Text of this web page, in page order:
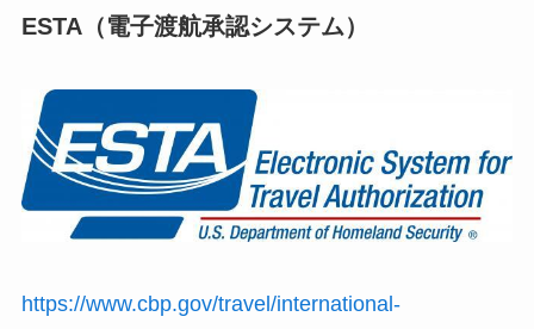
ESTA（電子渡航承認システム）
https://www.cbp.gov/travel/international-